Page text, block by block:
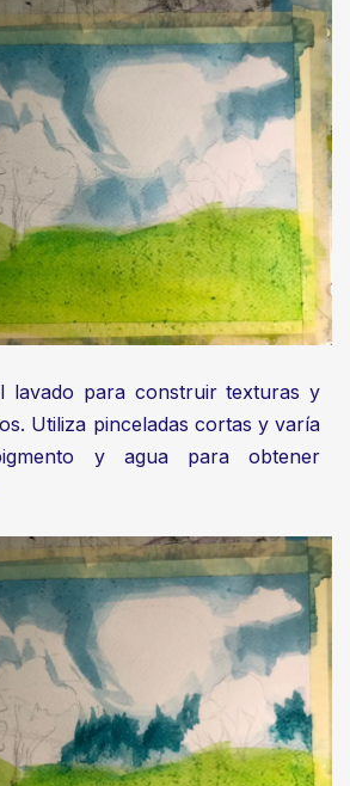
lavado para construir texturas y
Utiliza pinceladas cortas y varía
y agua para obtener